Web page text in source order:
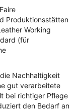
Produktionsstätten
Working
(für
Nachhaltigkeit
gut verarbeitete
bei richtiger Pflege
den Bedarf an